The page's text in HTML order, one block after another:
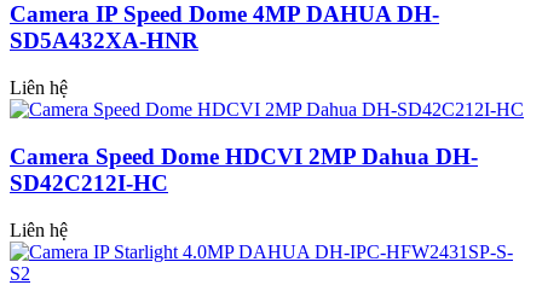
Camera IP Speed Dome 4MP DAHUA DH-
SD5A432XA-HNR
Liên hệ
Camera Speed Dome HDCVI 2MP Dahua DH-
SD42C212I-HC
Liên hệ